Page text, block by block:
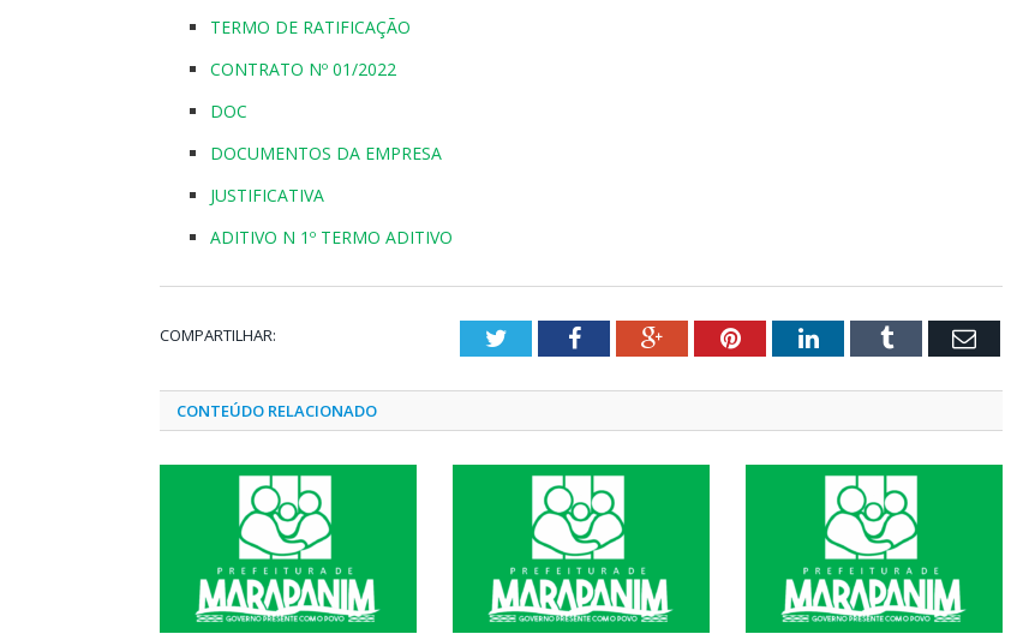
TERMO DE RATIFICAÇÃO
CONTRATO Nº 01/2022
DOC
DOCUMENTOS DA EMPRESA
JUSTIFICATIVA
ADITIVO N 1º TERMO ADITIVO
COMPARTILHAR: TwitterFacebookGoogle+PinterestLinkedInTumblr Email
CONTEÚDO RELACIONADO